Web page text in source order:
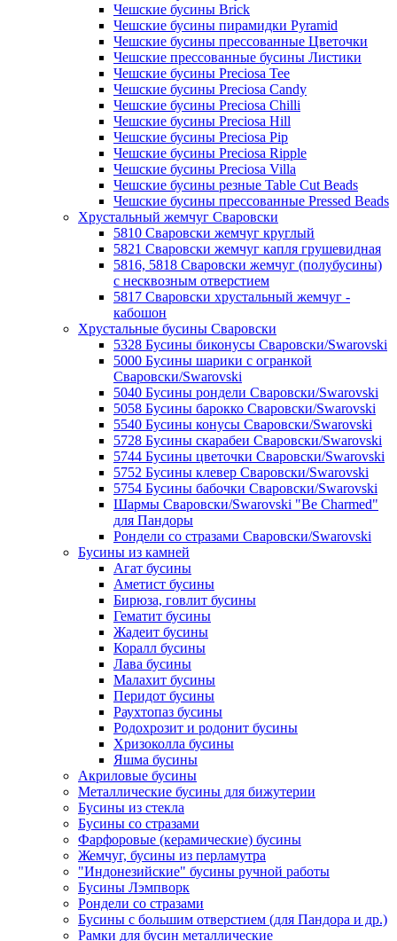
Чешские бусины Brick
Чешские бусины пирамидки Pyramid
Чешские бусины прессованные Цветочки
Чешские прессованные бусины Листики
Чешские бусины Preciosa Tee
Чешские бусины Preciosa Candy
Чешские бусины Preciosa Chilli
Чешские бусины Preciosa Hill
Чешские бусины Preciosa Pip
Чешские бусины Preciosa Ripple
Чешские бусины Preciosa Villa
Чешские бусины резные Table Cut Beads
Чешские бусины прессованные Pressed Beads
Хрустальный жемчуг Сваровски
5810 Сваровски жемчуг круглый
5821 Сваровски жемчуг капля грушевидная
5816, 5818 Сваровски жемчуг (полубусины)
с несквозным отверстием
5817 Сваровски хрустальный жемчуг -
кабошон
Хрустальные бусины Сваровски
5328 Бусины биконусы Сваровски/Swarovski
5000 Бусины шарики с огранкой
Сваровски/Swarovski
5040 Бусины рондели Сваровски/Swarovski
5058 Бусины барокко Сваровски/Swarovski
5540 Бусины конусы Сваровски/Swarovski
5728 Бусины скарабеи Сваровски/Swarovski
5744 Бусины цветочки Сваровски/Swarovski
5752 Бусины клевер Сваровски/Swarovski
5754 Бусины бабочки Сваровски/Swarovski
Шармы Сваровски/Swarovski "Be Charmed"
для Пандоры
Рондели со стразами Сваровски/Swarovski
Бусины из камней
Агат бусины
Аметист бусины
Бирюза, говлит бусины
Гематит бусины
Жадеит бусины
Коралл бусины
Лава бусины
Малахит бусины
Перидот бусины
Раухтопаз бусины
Родохрозит и родонит бусины
Хризоколла бусины
Яшма бусины
Акриловые бусины
Металлические бусины для бижутерии
Бусины из стекла
Бусины со стразами
Фарфоровые (керамические) бусины
Жемчуг, бусины из перламутра
"Индонезийские" бусины ручной работы
Бусины Лэмпворк
Рондели со стразами
Бусины с большим отверстием (для Пандора и др.)
Рамки для бусин металлические